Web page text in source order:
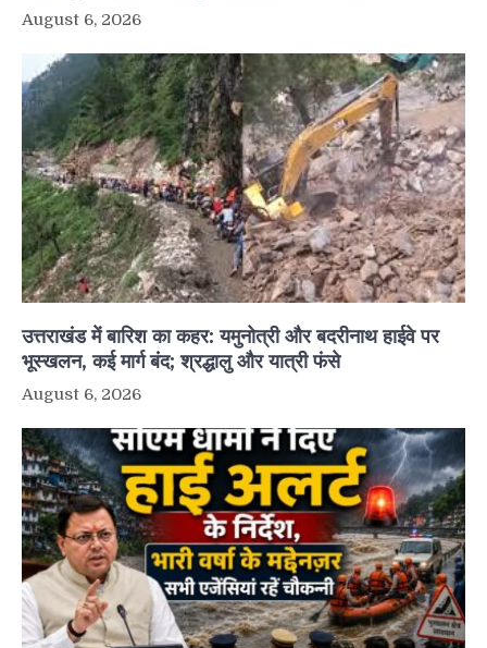
August 6, 2026
उत्तराखंड में बारिश का कहर: यमुनोत्री और बदरीनाथ हाईवे पर
भूस्खलन, कई मार्ग बंद; श्रद्धालु और यात्री फंसे
August 6, 2026